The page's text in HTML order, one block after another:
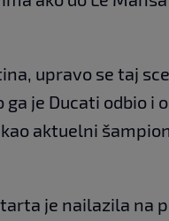
upravo se taj
je Ducati odbio i
aktuelni
je nailazila na